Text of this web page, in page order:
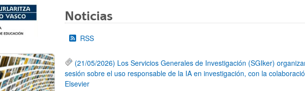
Noticias
RSS
(21/05/2026) Los Servicios Generales de Investigación (SGIker)
sesión sobre el uso responsable de la IA en investigación, con la
Elsevier